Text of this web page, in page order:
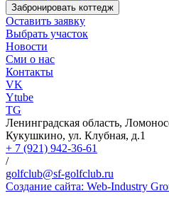
Забронировать коттедж
Оставить заявку
Выбрать участок
Новости
Сми о нас
Контакты
VK
Ytube
TG
Ленинградская область,
Кукушкино, ул. Клубная, д.1
+ 7 (921) 942-36-61
/
golfclub@sf-golfclub.ru
Создание сайта: Web-Industry